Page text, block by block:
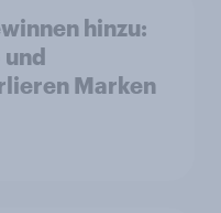
hinzu:
Marken